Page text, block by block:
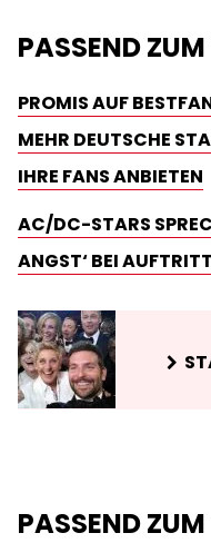
PASSEND
PROMIS AUF
MEHR DEUTSCHE
IHRE FANS ANBIETEN
AC/DC-STARS
NGST‘ BEI
PASSEND